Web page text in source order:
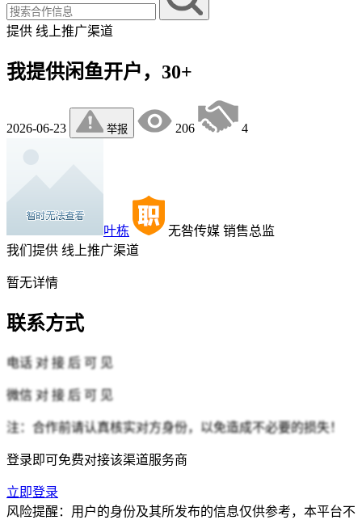
提供 线上推广渠道
我提供闲鱼开户，30+
2026-06-23 举报 206 4
叶栋 无咎传媒 销售总监
我们提供 线上推广渠道
暂无详情
联系方式
电话 对 接 后 可 见
微信 对 接 后 可 见
注：合作前请认真核实对方身份，以免造成不必要的损失！
登录即可免费对接该渠道服务商
立即登录
风险提醒：用户的身份及其所发布的信息仅供参考，本平台不